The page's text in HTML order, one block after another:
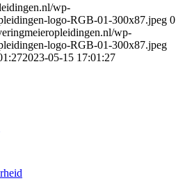
wp-
logo-RGB-01-300x87.jpeg 0
wp-
logo-RGB-01-300x87.jpeg
2023-05-15 17:01:27